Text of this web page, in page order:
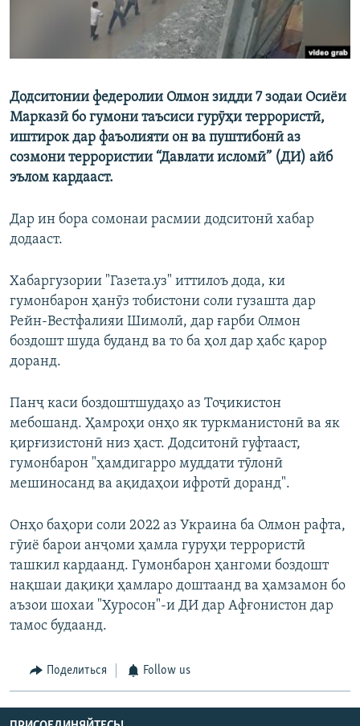
Додситонии федеролии Олмон зидди 7 зодаи Осиёи
Марказӣ бо гумони таъсиси гурӯҳи террористӣ,
иштирок дар фаъолияти он ва пуштибонӣ аз
созмони террористии “Давлати исломӣ” (ДИ) айб
эълом кардааст.
Дар ин бора сомонаи расмии додситонӣ хабар
додааст.
Хабаргузории "Газета.уз" иттилоъ дода, ки
гумонбарон ҳанӯз тобистони соли гузашта дар
Рейн-Вестфалияи Шимолӣ, дар ғарби Олмон
боздошт шуда буданд ва то ба ҳол дар ҳабс қарор
доранд.
Панҷ каси боздоштшудаҳо аз Тоҷикистон
мебошанд. Ҳамроҳи онҳо як туркманистонӣ ва як
қирғизистонӣ низ ҳаст. Додситонӣ гуфтааст,
гумонбарон "ҳамдигарро муддати тӯлонӣ
мешиносанд ва ақидаҳои ифротӣ доранд".
Онҳо баҳори соли 2022 аз Украина ба Олмон рафта,
гӯиё барои анҷоми ҳамла гуруҳи террористӣ
ташкил кардаанд. Гумонбарон ҳангоми боздошт
нақшаи дақиқи ҳамларо доштаанд ва ҳамзамон бо
аъзои шохаи "Хуросон"-и ДИ дар Афғонистон дар
тамос будаанд.
Поделиться Follow us